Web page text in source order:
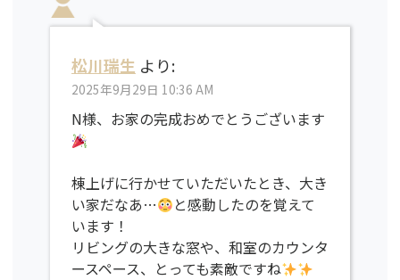
松川瑞生 より:
2025年9月29日 10:36 AM
N様、お家の完成おめでとうございます
棟上げに行かせていただいたとき、大き
い家だなあ…
と感動したのを覚えて
います！
リビングの大きな窓や、和室のカウンタ
ースペース、とっても素敵ですね